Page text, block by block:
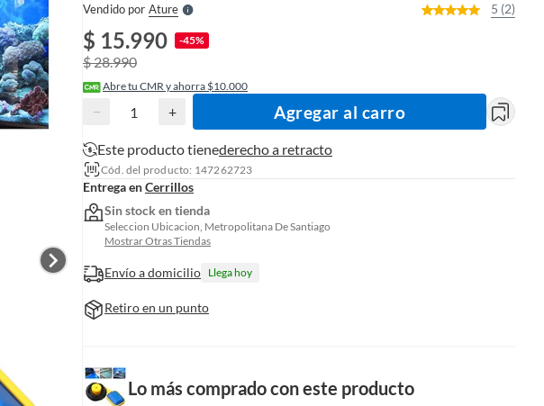
Vendido por AtureS 5 (2)
$ 15.990 -45%
$ 28.990
Abre tu CMR y ahorra $10.000
− + Agregar al carro
Este producto tienederecho a retracto
Cód. del producto: 147262723
Entrega enCerrillos
Sin stock en tienda
Seleccion Ubicacion, Metropolitana De Santiago
Mostrar Otras Tiendas
Envío a domicilio Llega hoy
Retiro en un punto
Lo más comprado con este producto